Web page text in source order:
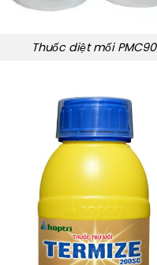
Thuốc diệt mối PMC90